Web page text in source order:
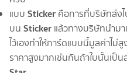
แบบ Sticker คือการที่บริษัทส่ง
บน Sticker แล้วทางบริษัทนำม
ไว้เองทำให้การ์ดแบบนี้มูลค่าไม่สู
ราคาสูงมากเช่นกันถ้าใบนั้นเป็น